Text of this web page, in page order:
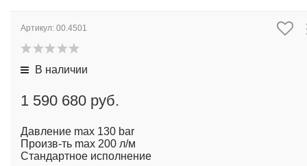
Артикул: 00.4501
В наличии
1 590 680 руб.
Давление max 130 bar
Произв-ть max 200 л/м
Стандартное исполнение